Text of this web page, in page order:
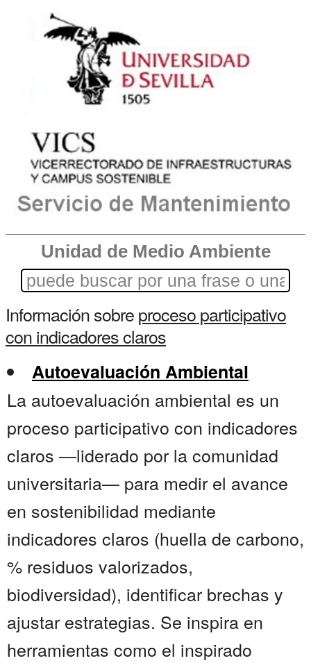
Unidad de Medio Ambiente
Información sobreproceso participativo
con indicadores claros
Autoevaluación Ambiental
La autoevaluación ambiental es un
proceso participativo con indicadores
claros —liderado por la comunidad
universitaria— para medir el avance
en sostenibilidad mediante
indicadores claros (huella de carbono,
% residuos valorizados,
biodiversidad), identificar brechas y
ajustar estrategias. Se inspira en
herramientas como el inspirado